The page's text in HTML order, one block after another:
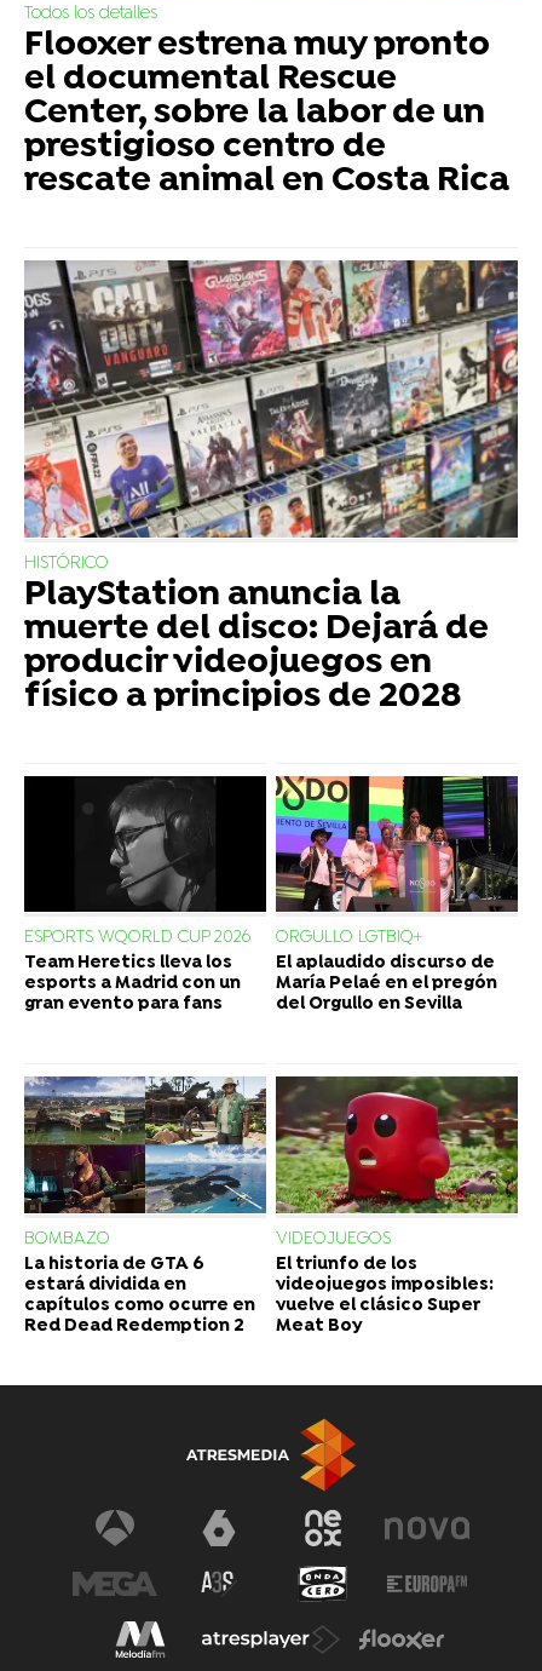
Todos los detalles
Flooxer estrena muy pronto
el documental Rescue
Center, sobre la labor de un
prestigioso centro de
rescate animal en Costa Rica
HISTÓRICO
PlayStation anuncia la
muerte del disco: Dejará de
producir videojuegos en
físico a principios de 2028
ESPORTS WQORLD CUP 2026
Team Heretics lleva los
esports a Madrid con un
gran evento para fans
ORGULLO LGTBIQ+
El aplaudido discurso de
María Pelaé en el pregón
del Orgullo en Sevilla
BOMBAZO
La historia de GTA 6
estará dividida en
capítulos como ocurre en
Red Dead Redemption 2
VIDEOJUEGOS
El triunfo de los
videojuegos imposibles:
vuelve el clásico Super
Meat Boy